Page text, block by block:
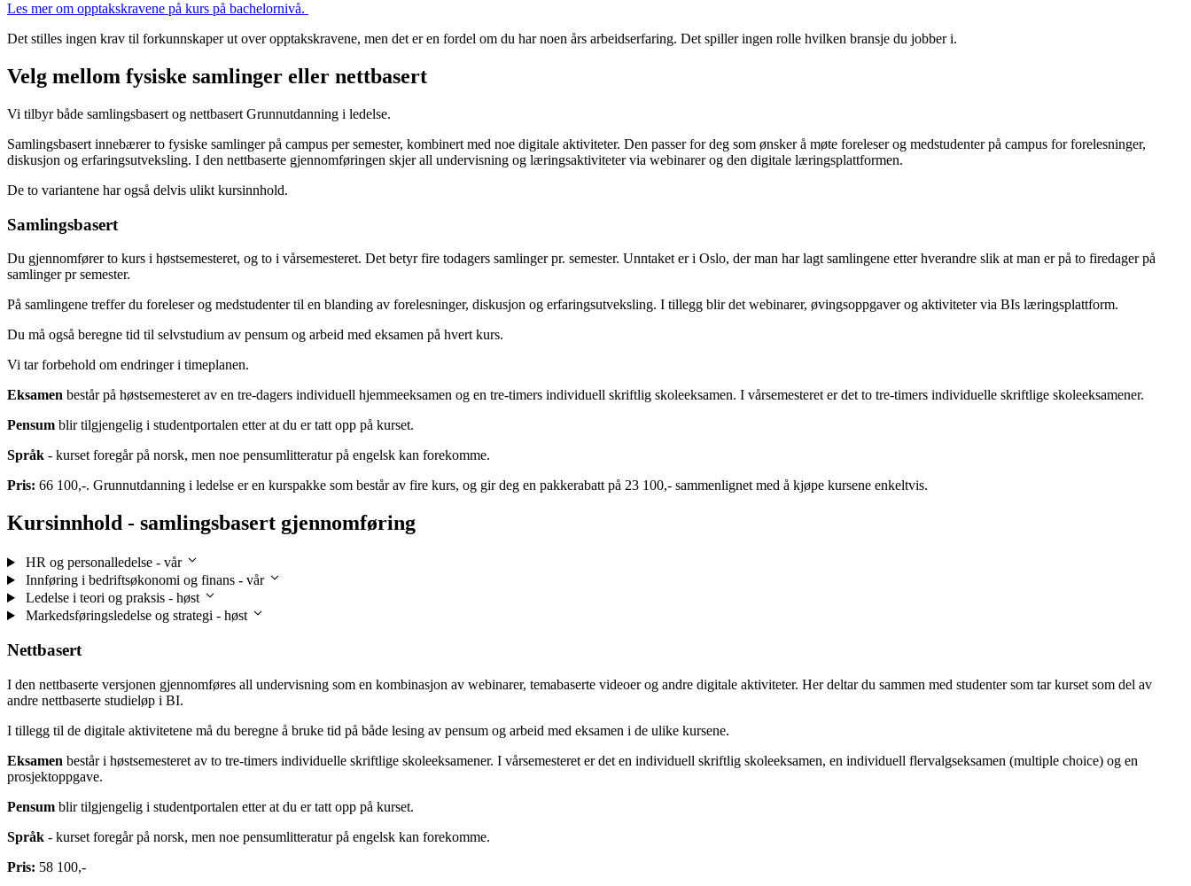
Les mer om opptakskravene på kurs på bachelornivå.
Det stilles ingen krav til forkunnskaper ut over opptakskravene, men det er en fordel om du har noen års arbeidserfaring. Det spiller ingen rolle hvilken bransje du jobber i.
Velg mellom fysiske samlinger eller nettbasert
Vi tilbyr både samlingsbasert og nettbasert Grunnutdanning i ledelse.
Samlingsbasert innebærer to fysiske samlinger på campus per semester, kombinert med noe digitale aktiviteter. Den passer for deg som ønsker å møte foreleser og medstudenter på campus for forelesninger,
diskusjon og erfaringsutveksling. I den nettbaserte gjennomføringen skjer all undervisning og læringsaktiviteter via webinarer og den digitale læringsplattformen.
De to variantene har også delvis ulikt kursinnhold.
Samlingsbasert
Du gjennomfører to kurs i høstsemesteret, og to i vårsemesteret. Det betyr fire todagers samlinger pr. semester. Unntaket er i Oslo, der man har lagt samlingene etter hverandre slik at man er på to firedager på
samlinger pr semester.
På samlingene treffer du foreleser og medstudenter til en blanding av forelesninger, diskusjon og erfaringsutveksling. I tillegg blir det webinarer, øvingsoppgaver og aktiviteter via BIs læringsplattform.
Du må også beregne tid til selvstudium av pensum og arbeid med eksamen på hvert kurs.
Vi tar forbehold om endringer i timeplanen.
Eksamen består på høstsemesteret av en tre-dagers individuell hjemmeeksamen og en tre-timers individuell skriftlig skoleeksamen. I vårsemesteret er det to tre-timers individuelle skriftlige skoleeksamener.
Pensum blir tilgjengelig i studentportalen etter at du er tatt opp på kurset.
Språk - kurset foregår på norsk, men noe pensumlitteratur på engelsk kan forekomme.
Pris: 66 100,-. Grunnutdanning i ledelse er en kurspakke som består av fire kurs, og gir deg en pakkerabatt på 23 100,- sammenlignet med å kjøpe kursene enkeltvis.
Kursinnhold - samlingsbasert gjennomføring
HR og personalledelse - vår
Innføring i bedriftsøkonomi og finans - vår
Ledelse i teori og praksis - høst
Markedsføringsledelse og strategi - høst
Nettbasert
I den nettbaserte versjonen gjennomføres all undervisning som en kombinasjon av webinarer, temabaserte videoer og andre digitale aktiviteter. Her deltar du sammen med studenter som tar kurset som del av
andre nettbaserte studieløp i BI.
I tillegg til de digitale aktivitetene må du beregne å bruke tid på både lesing av pensum og arbeid med eksamen i de ulike kursene.
Eksamen består i høstsemesteret av to tre-timers individuelle skriftlige skoleeksamener. I vårsemesteret er det en individuell skriftlig skoleeksamen, en individuell flervalgseksamen (multiple choice) og en
prosjektoppgave.
Pensum blir tilgjengelig i studentportalen etter at du er tatt opp på kurset.
Språk - kurset foregår på norsk, men noe pensumlitteratur på engelsk kan forekomme.
Pris: 58 100,-